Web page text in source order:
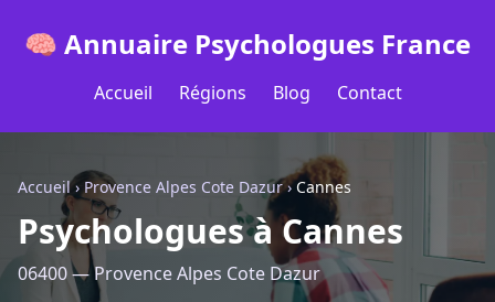
🧠 Annuaire Psychologues France
Accueil Régions Blog Contact
Accueil› Provence Alpes Cote Dazur›Cannes
Psychologues à Cannes
06400 — Provence Alpes Cote Dazur